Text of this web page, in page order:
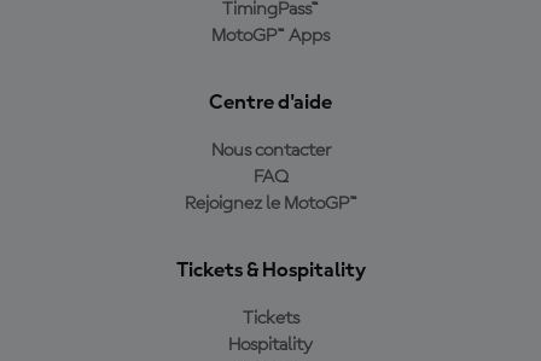
TimingPass™
MotoGP™ Apps
Centre d'aide
Nous contacter
FAQ
Rejoignez le MotoGP™
Tickets & Hospitality
Tickets
Hospitality